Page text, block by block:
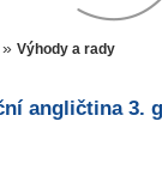
» Výhody a rady
angličtina 3.